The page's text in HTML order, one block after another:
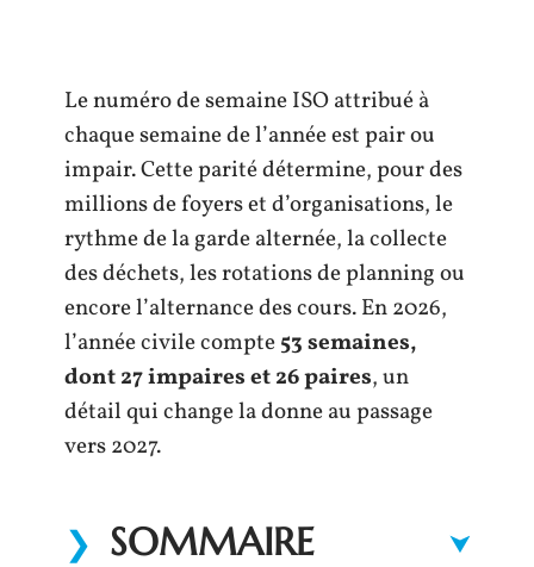
Le numéro de semaine ISO attribué à
chaque semaine de l’année est pair ou
impair. Cette parité détermine, pour des
millions de foyers et d’organisations, le
rythme de la garde alternée, la collecte
des déchets, les rotations de planning ou
encore l’alternance des cours. En 2026,
l’année civile compte53 semaines,
dont 27 impaires et 26 paires, un
détail qui change la donne au passage
vers 2027.
SOMMAIRE